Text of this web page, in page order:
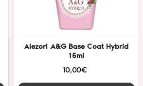
Alezori A&G Base Coat Hybrid
15ml
10,00€